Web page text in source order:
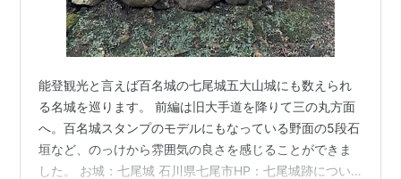
能登観光と言えば百名城の七尾城五大山城にも数えられ
る名城を巡ります。 前編は旧大手道を降りて三の丸方面
へ。百名城スタンプのモデルにもなっている野面の5段石
垣など、のっけから雰囲気の良さを感じることができま
した。 お城：七尾城 石川県七尾市HP：七尾城跡につい